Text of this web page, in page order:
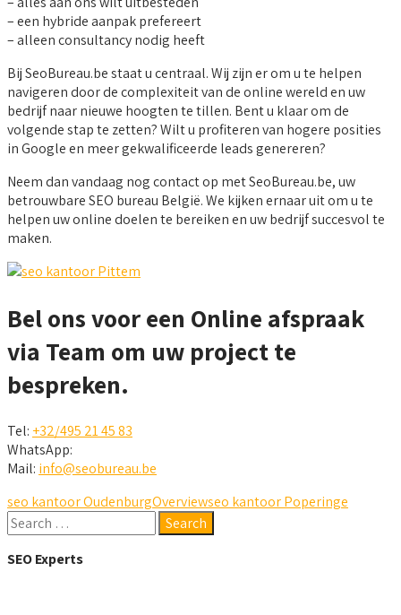
– een hybride aanpak prefereert
– alleen consultancy nodig heeft
Bij SeoBureau.be staat u centraal. Wij zijn er om u te helpen
navigeren door de complexiteit van de online wereld en uw
bedrijf naar nieuwe hoogten te tillen. Bent u klaar om de
volgende stap te zetten? Wilt u profiteren van hogere posities
in Google en meer gekwalificeerde leads genereren?
Neem dan vandaag nog contact op met SeoBureau.be, uw
betrouwbare SEO bureau België. We kijken ernaar uit om u te
helpen uw online doelen te bereiken en uw bedrijf succesvol te
maken.
Bel ons voor een Online afspraak
via Team om uw project te
bespreken.
Tel: +32/495 21 45 83
WhatsApp:
Mail: info@seobureau.be
seo kantoor OudenburgOverviewseo kantoor Poperinge
SEO Experts